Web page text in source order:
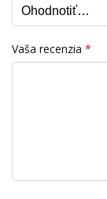
Vaša recenzia *